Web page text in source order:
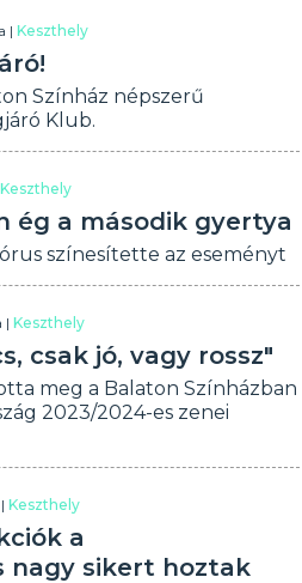
|Keszthely
Színház népszerű
Klub.
Keszthely
ég a második gyertya
színesítette az eseményt
|Keszthely
csak jó, vagy rossz"
meg a Balaton Színházban
2023/2024-es zenei
|Keszthely
a
nagy sikert hoztak